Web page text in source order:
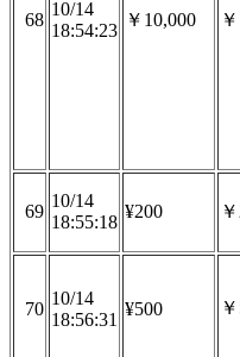
68
10/14
18:54:23
￥10,000
69
10/14
18:55:18
¥200
70
10/14
18:56:31
¥500